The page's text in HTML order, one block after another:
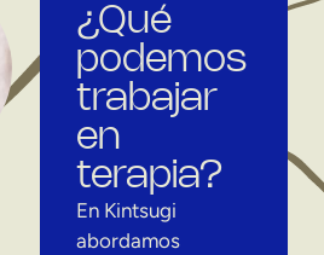
¿Qué
podemos
trabajar
en
terapia?
En Kintsugi
abordamos